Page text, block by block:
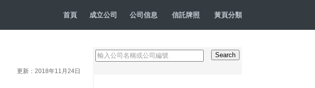
首頁 成立公司 公司信息 信託牌照 黃頁分類
更新：2018年11月24日